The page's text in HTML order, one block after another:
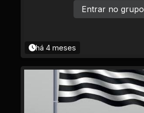
há 4 meses
Entrar no grupo